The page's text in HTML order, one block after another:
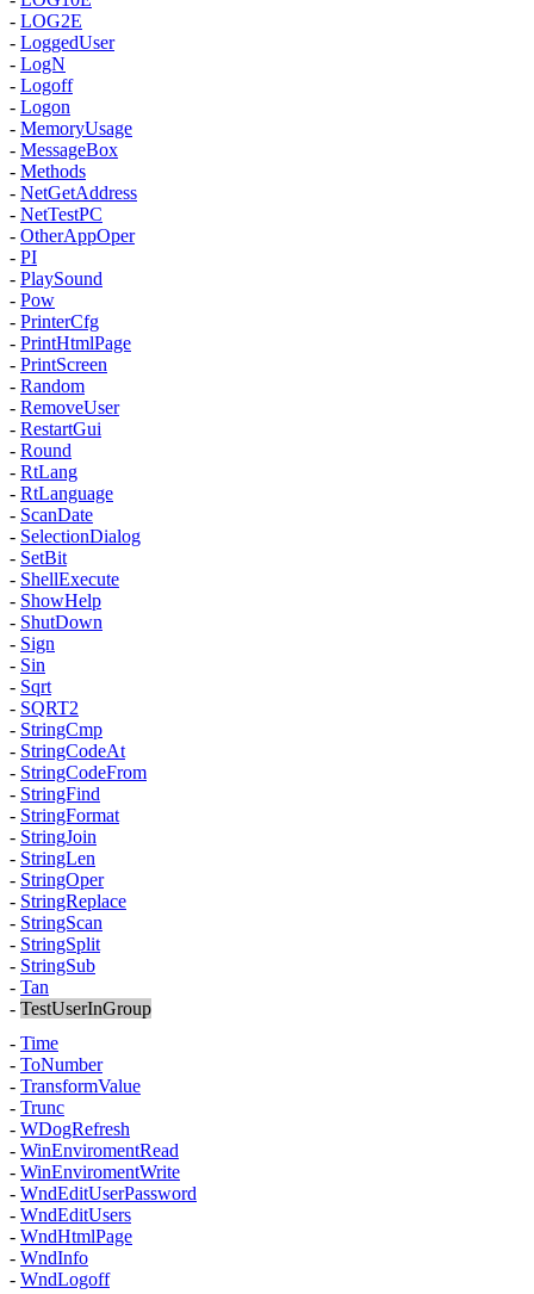
- LOG2E
- LoggedUser
- LogN
- Logoff
- Logon
- MemoryUsage
- MessageBox
- Methods
- NetGetAddress
- NetTestPC
- OtherAppOper
- PI
- PlaySound
- Pow
- PrinterCfg
- PrintHtmlPage
- PrintScreen
- Random
- RemoveUser
- RestartGui
- Round
- RtLang
- RtLanguage
- ScanDate
- SelectionDialog
- SetBit
- ShellExecute
- ShowHelp
- ShutDown
- Sign
- Sin
- Sqrt
- SQRT2
- StringCmp
- StringCodeAt
- StringCodeFrom
- StringFind
- StringFormat
- StringJoin
- StringLen
- StringOper
- StringReplace
- StringScan
- StringSplit
- StringSub
- Tan
- TestUserInGroup
- Time
- ToNumber
- TransformValue
- Trunc
- WDogRefresh
- WinEnviromentRead
- WinEnviromentWrite
- WndEditUserPassword
- WndEditUsers
- WndHtmlPage
- WndInfo
- WndLogoff